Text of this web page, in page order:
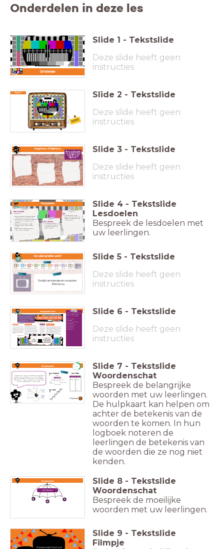
Onderdelen in deze les
De televisie
Slide 1 - Tekstslide
Deze slide heeft geen
instructies
Klikplaat
$$$$$
Slide 2 - Tekstslide
Deze slide heeft geen
instructies
Vragenmuur & Weetmuur
Wat zou je willen weten
over de televisie? Schrijf
jouw vragen op en
plak ze op de
vragenmuur!
Slide 3 - Tekstslide
Deze slide heeft geen
instructies
Wereldoriëntatie
Na deze les:
weet ik wanneer de eerste televisie-
uitzending in Nederland was.
weet ik dat Philips een belangrijke
rol speelde in de komst van de
televisie.
weet ik dat Nederland vroeger
verdeeld was in verschillende
zuilen.
weet ik hoe de televisie door de
jaren heen is veranderd.
Dit ga je leren
Woordenschat
Na deze les begrijp ik
de belangrijke woorden
die met de televisie te
maken hebben.
Taal
Na deze les kan ik een
eigen journaaluitzending
maken en presenteren over
70 jaar televisie.
Slide 4 - Tekstslide
Lesdoelen
Bespreek de lesdoelen met
uw leerlingen.
Over welke tijd hebben we het?
De tijd van televisie en computer:
1950 tot nu
Slide 5 - Tekstslide
Deze slide heeft geen
instructies
Verdiepende tekst Arceer de woorden die je Slide 6 - Tekstslide
Deze slide heeft geen
instructies
Woordenschat
eten
het
ontbijt
betekenis van de woorden die jij hebt gearceerd.
Weet je de betekenis nog niet? Schrijf de betekenis
voor jezelf op. Horen er woorden bij elkaar? Maak
dan een woordparaplu, -kast of -trap.
groot klein
Hulpkaart
woordparapl
u
woordtra
p
woordkast
5:00 Slide 7 - Tekstslide
Woordenschat
Bespreek de belangrijke
woorden met uw leerlingen.
De hulpkaart kan helpen om
achter de betekenis van de
woorden te komen. In hun
logboek noteren de
leerlingen de betekenis van
de woorden die ze nog niet
kenden.
Woordenschat
de televisie
Slide 8 - Tekstslide
Woordenschat
Bespreek de moeilijke
woorden met uw leerlingen.
De televisie bestaat 70 jaar! In dit
Slide 9 - Tekstslide
Filmpje